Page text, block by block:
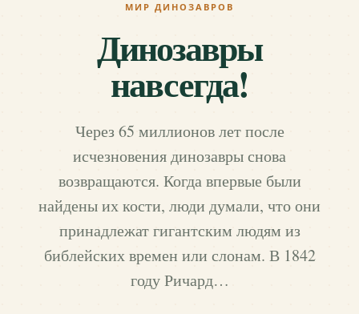
МИР ДИНОЗАВРОВ
Динозавры
навсегда!
Через 65 миллионов лет после
исчезновения динозавры снова
возвращаются. Когда впервые были
найдены их кости, люди думали, что они
принадлежат гигантским людям из
библейских времен или слонам. В 1842
году Ричард…